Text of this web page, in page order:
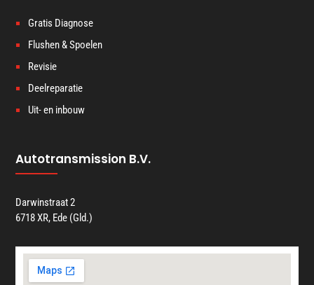
Gratis Diagnose
Flushen & Spoelen
Revisie
Deelreparatie
Uit- en inbouw
Autotransmission B.V.
Darwinstraat 2
6718 XR, Ede (Gld.)